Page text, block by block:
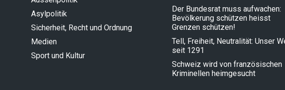
Asylpolitik
Sicherheit, Recht und Ordnung
Medien
Sport und Kultur
Der Bundesrat muss aufwachen:
Bevölkerung schützen heisst
Grenzen schützen!
Tell, Freiheit, Neutralität: Unser
seit 1291
Schweiz wird von französischen
Kriminellen heimgesucht